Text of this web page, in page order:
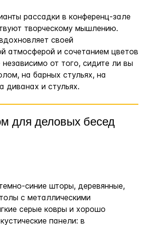
рассадки в конференц-зале
творческому мышлению.
своей
атмосферой и сочетанием цветов
от того, сидите ли вы
на барных стульях, на
диванах и стульях.
для деловых бесед
синие шторы, деревянные,
с металлическими
серые ковры и хорошо
панели: в